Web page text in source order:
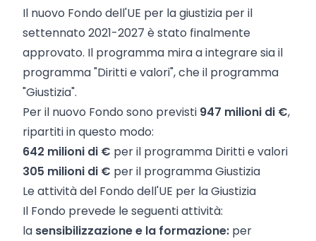
Il nuovo Fondo dell'UE per la giustizia per il
settennato 2021-2027 è stato finalmente
approvato. Il programma mira a integrare sia il
programma "Diritti e valori", che il programma
"Giustizia".
Per il nuovo Fondo sono previsti 947 milioni di €,
ripartiti in questo modo:
642 milioni di € per il programma Diritti e valori
305 milioni di € per il programma Giustizia
Le attività del Fondo dell'UE per la Giustizia
Il Fondo prevede le seguenti attività:
la sensibilizzazione e la formazione: per